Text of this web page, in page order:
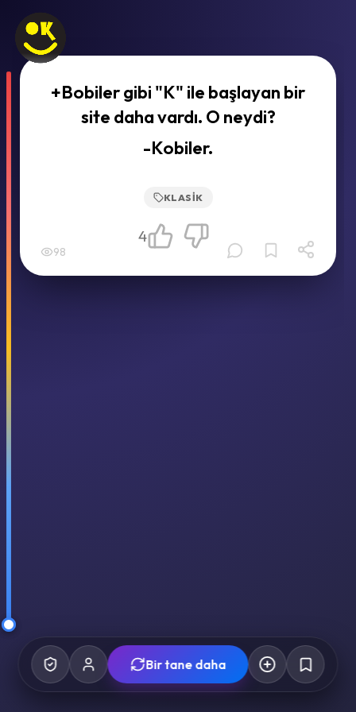
+Bobiler gibi "K" ile başlayan bir
site daha vardı. O neydi?
-Kobiler.
KLASIK
98
4
Bir tane daha